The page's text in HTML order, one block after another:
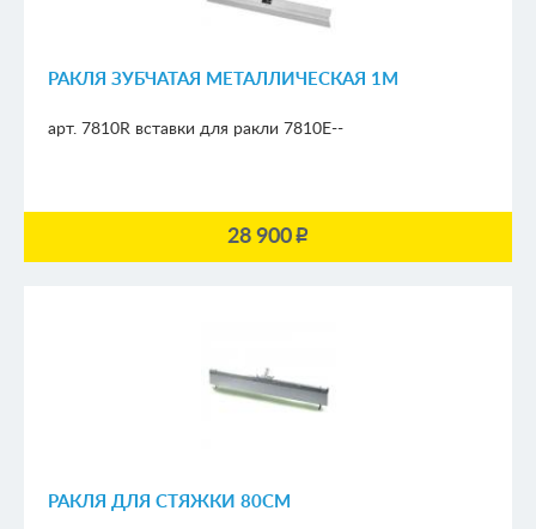
РАКЛЯ ЗУБЧАТАЯ МЕТАЛЛИЧЕСКАЯ 1М
арт. 7810R вставки для ракли 7810E--
28 900p
РАКЛЯ ДЛЯ СТЯЖКИ 80СМ